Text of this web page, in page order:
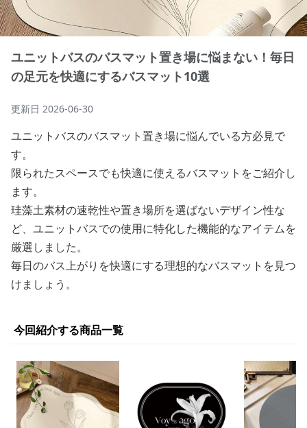
ユニットバスのバスマット置き場に悩まない！毎日
の足元を快適にするバスマット10選
更新日 2026-06-30
ユニットバスのバスマット置き場に悩んでいる方必見で
す。
限られたスペースでも快適に使えるバスマットをご紹介し
ます。
珪藻土素材の速乾性や置き場所を選ばないデザイン性な
ど、ユニットバスでの使用に特化した機能的なアイテムを
厳選しました。
毎日のバス上がりを快適にする理想的なバスマットを見つ
けましょう。
今回紹介する商品一覧